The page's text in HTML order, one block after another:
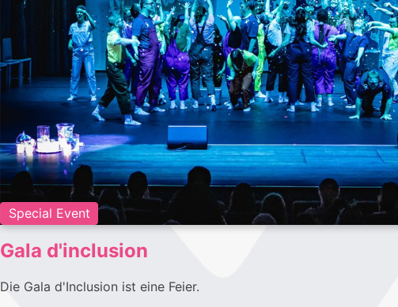
Special Event
Gala d'inclusion
Die Gala d'Inclusion ist eine Feier.